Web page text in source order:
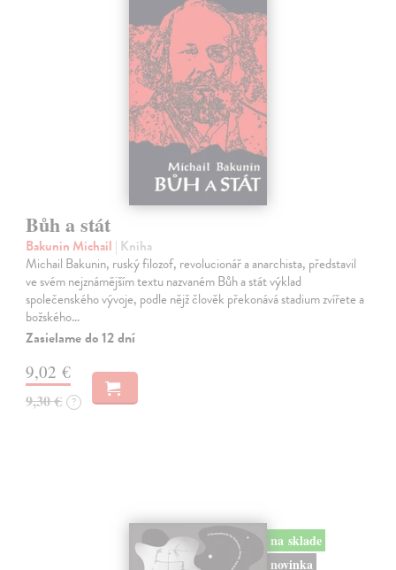
Bůh a stát
Bakunin Michail | Kniha
Michail Bakunin, ruský filozof, revolucionář a anarchista, představil
ve svém nejznámějším textu nazvaném Bůh a stát výklad
společenského vývoje, podle nějž člověk překonává stadium zvířete a
božského…
Zasielame do 12 dní
9,02 €
9,30 € ?
na sklade
novinka